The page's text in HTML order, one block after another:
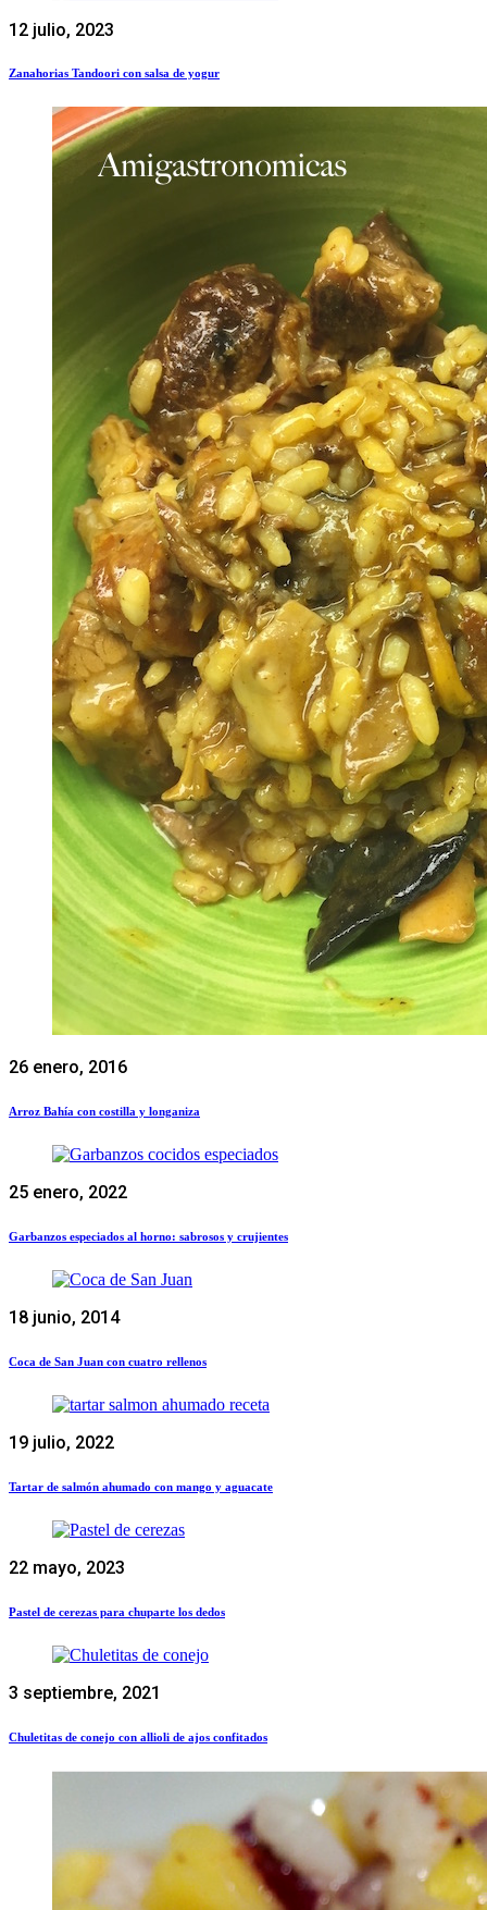
12 julio, 2023
Zanahorias Tandoori con salsa de yogur
26 enero, 2016
Arroz Bahía con costilla y longaniza
25 enero, 2022
Garbanzos especiados al horno: sabrosos y crujientes
18 junio, 2014
Coca de San Juan con cuatro rellenos
19 julio, 2022
Tartar de salmón ahumado con mango y aguacate
22 mayo, 2023
Pastel de cerezas para chuparte los dedos
3 septiembre, 2021
Chuletitas de conejo con allioli de ajos confitados